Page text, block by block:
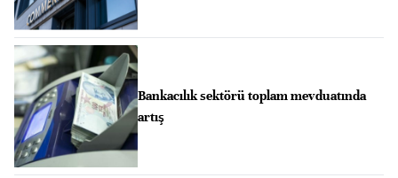
Bankacılık sektörü toplam mevduatında
artış